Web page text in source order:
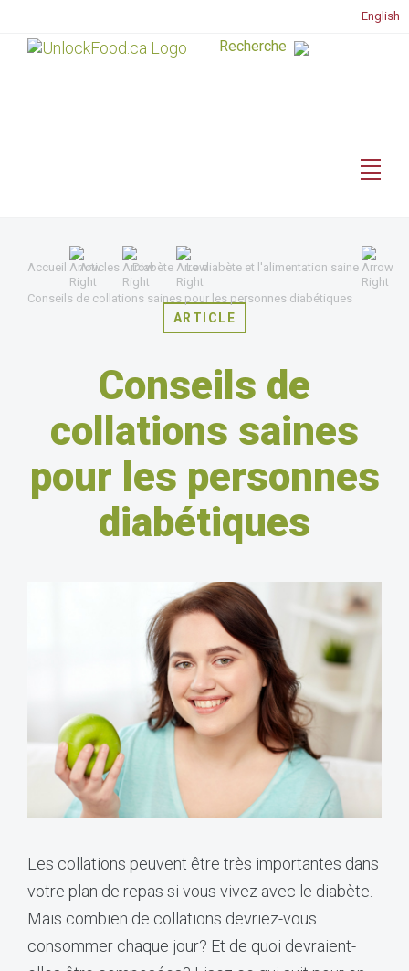
English
Accueil Articles Diabète Le diabète et l'alimentation saine
Conseils de collations saines pour les personnes diabétiques
ARTICLE
Conseils de
collations saines
pour les personnes
diabétiques
Les collations peuvent être très importantes dans
votre plan de repas si vous vivez avec le diabète.
Mais combien de collations devriez-vous
consommer chaque jour? Et de quoi devraient-